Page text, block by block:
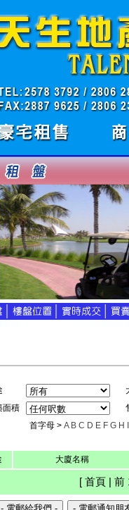
面積
首字母 > A B C D E F G H
大廈名稱
[ 首頁 | 前